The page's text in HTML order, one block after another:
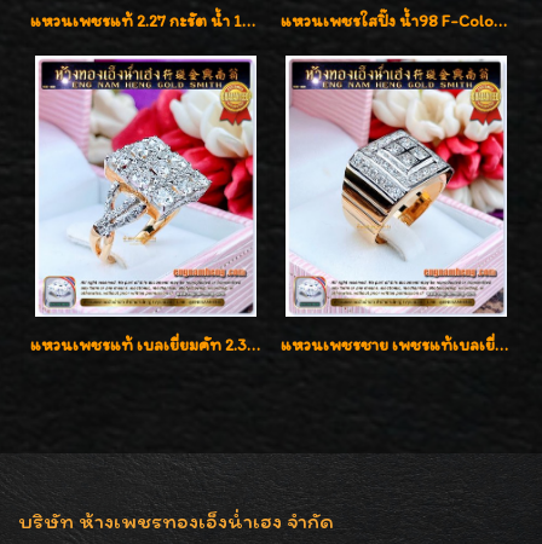
แหวนเพชรแท้ 2.27 กะรัต น้ำ 100% เบลเยี่ยมคัท ลวดลายดอกกุหลาบหรู แหวนเพชรใสปิ๊ง น้ำ98 F-Color/VVS1 น้ำหนักเพชรรวม 2.56 กะรัต ใส่เต็มนิ้วเพชรเป็นน้ำเป็นเนื้อสวยมากๆค่ะ
แหวนเพชรแท้ เบลเยี่ยมคัท 2.39 กะรัต น้ำ 98 F-Color/VVS ดีไซน์หน้ากว้างหรูเต็มนิ้ว แหวนเพชรชาย เพชรแท้เบลเยี่ยมคัท น้ำ100% D-Color/VVS 2.46 กะรัต
บริษัท ห้างเพชรทองเอ็งน่ำเฮง จำกัด